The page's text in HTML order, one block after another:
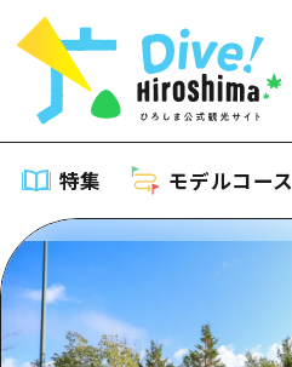
特集 モデルコース
特集一覧
モデルコース